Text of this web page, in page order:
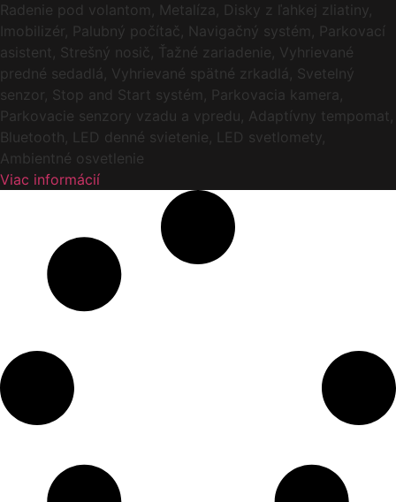
Radenie pod volantom, Metalíza, Disky z ľahkej zliatiny,
Imobilizér, Palubný počítač, Navigačný systém, Parkovací
asistent, Strešný nosič, Ťažné zariadenie, Vyhrievané
predné sedadlá, Vyhrievané spätné zrkadlá, Svetelný
senzor, Stop and Start systém, Parkovacia kamera,
Parkovacie senzory vzadu a vpredu, Adaptívny tempomat,
Bluetooth, LED denné svietenie, LED svetlomety,
Ambientné osvetlenie
Viac informácií